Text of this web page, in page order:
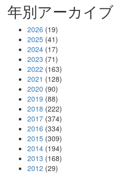
年別アーカイブ
2026 (19)
2025 (41)
2024 (17)
2023 (71)
2022 (163)
2021 (128)
2020 (90)
2019 (88)
2018 (222)
2017 (374)
2016 (334)
2015 (309)
2014 (194)
2013 (168)
2012 (29)